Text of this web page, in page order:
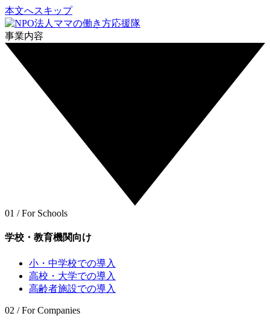
本文へスキップ
事業内容
01 / For Schools
学校・教育機関向け
小・中学校での導入
高校・大学での導入
高齢者施設での導入
02 / For Companies